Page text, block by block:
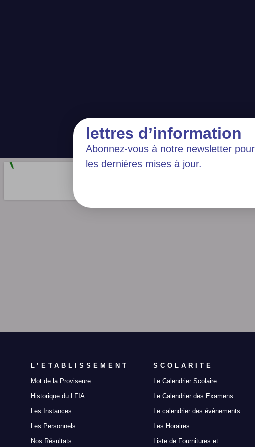
lettres d’information
Abonnez-vous à notre newsletter pour
les dernières mises à jour.
L’ETABLISSEMENT
Mot de la Proviseure
Historique du LFIA
Les Instances
Les Personnels
Nos Résultats
SCOLARITE
Le Calendrier Scolaire
Le Calendrier des Examens
Le calendrier des évènements
Les Horaires
Liste de Fournitures et